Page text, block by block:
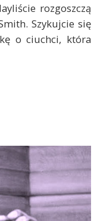
rozgoszczą
Szykujcie się
o ciuchci, która